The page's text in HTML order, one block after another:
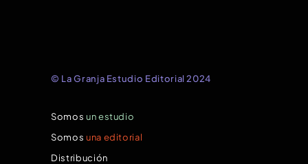
© La Granja Estudio Editorial 2024
Somos un estudio
Somos una editorial
Distribución